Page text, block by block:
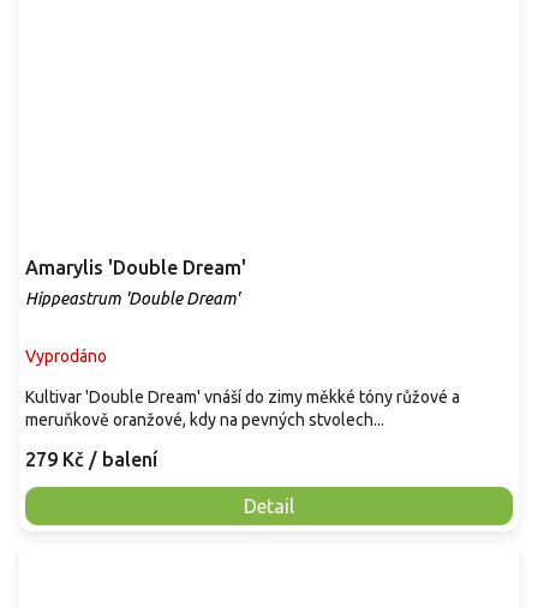
Amarylis 'Double Dream'
Hippeastrum 'Double Dream'
Vyprodáno
279 Kč / balení
Detail
Kultivar 'Double Dream' vnáší do zimy měkké tóny růžové a
meruňkově oranžové, kdy na pevných stvolech...